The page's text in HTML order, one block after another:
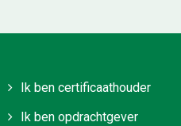
Ik ben certificaathouder
Ik ben opdrachtgever